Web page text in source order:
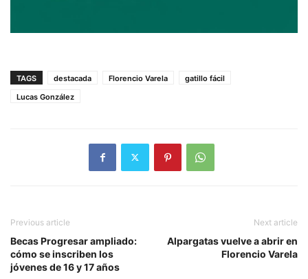
TAGS destacada Florencio Varela
gatillo fácil
Lucas González
Previous article
Becas Progresar ampliado:
cómo se inscriben los
jóvenes de 16 y 17 años
Next article
Alpargatas vuelve a abrir en
Florencio Varela